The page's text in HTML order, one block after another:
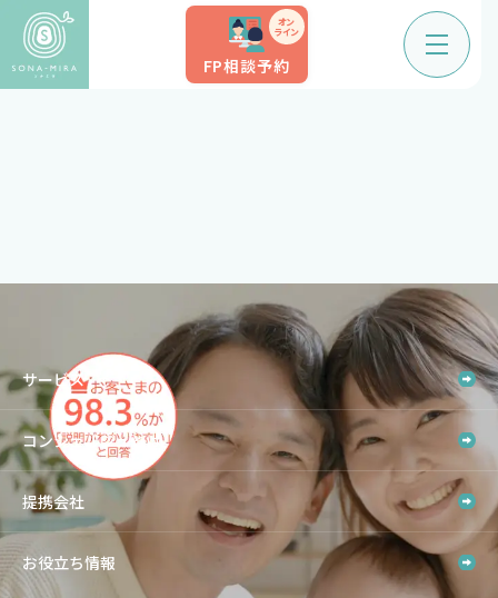
FP相談予約
オン
ライン
サービス
コンシェルジュとは
提携会社
お役立ち情報